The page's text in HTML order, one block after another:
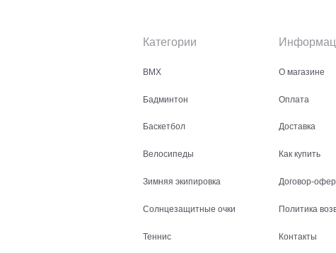
Категории
BMX
Бадминтон
Баскетбол
Велосипеды
Зимняя экипировка
Солнцезащитные очки
Теннис
О магазине
Оплата
Доставка
Как купить
Договор-
Политика
Контакты